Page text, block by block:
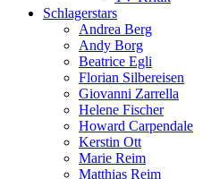
Schlagerstars
Andrea Berg
Andy Borg
Beatrice Egli
Florian Silbereisen
Giovanni Zarrella
Helene Fischer
Howard Carpendale
Kerstin Ott
Marie Reim
Matthias Reim